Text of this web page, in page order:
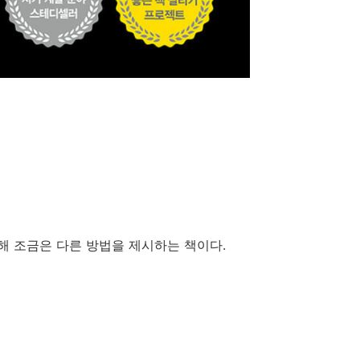
조금은 다른 방법을 제시하는 책이다.